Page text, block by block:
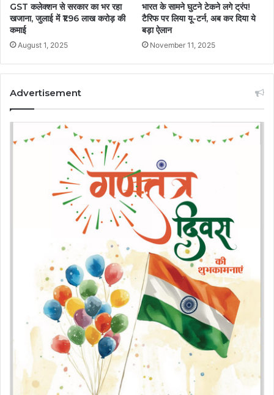
GST कलेक्शन से सरकार का भर रहा
खजाना, जुलाई में ₹1.96 लाख करोड़ की
कमाई
August 1, 2025
भारत के सामने घुटने टेकने लगे ट्रंप!
टैरिफ पर लिया यू-टर्न, अब कर दिया ये
बड़ा ऐलान
November 11, 2025
Advertisement